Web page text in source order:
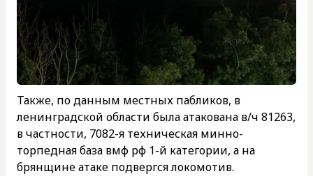
Также, по данным местных пабликов, в
ленинградской области была атакована в/ч 81263,
в частности, 7082-я техническая минно-
торпедная база вмф рф 1-й категории, а на
брянщине атаке подвергся локомотив.